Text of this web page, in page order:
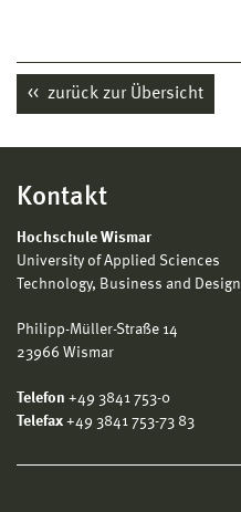
zurück zur Übersicht
Kontakt
Hochschule Wismar
University of Applied Sciences
Technology, Business and Design
Philipp-Müller-Straße 14
23966 Wismar
Telefon +49 3841 753-0
Telefax +49 3841 753-73 83